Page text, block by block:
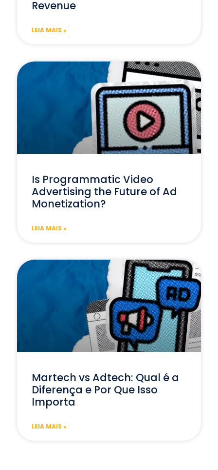
Revenue
LEIA MAIS »
Is Programmatic Video
Advertising the Future of Ad
Monetization?
LEIA MAIS »
Martech vs Adtech: Qual é a
Diferença e Por Que Isso
Importa
LEIA MAIS »